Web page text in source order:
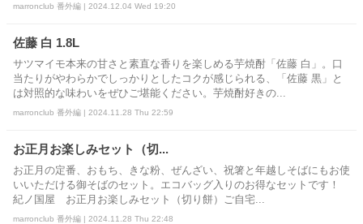
marronclub 番外編 | 2024.12.04 Wed 19:20
佐藤 白 1.8L
サツマイモ本来の甘さと素直な香りを楽しめる芋焼酎「佐藤 白」。口
当たりがやわらかでしっかりとしたコクが感じられる、「佐藤 黒」と
は対照的な味わいをぜひご堪能ください。芋焼酎好きの...
marronclub 番外編 | 2024.11.28 Thu 22:59
お正月お楽しみセット（切...
お正月の定番、おもち、きな粉、ぜんざい、祝箸と年越しそばにもお使
いいただける御そばのセット。エコバッグ入りのお得なセットです！
紀ノ国屋 お正月お楽しみセット（切り餅）ご自宅...
marronclub 番外編 | 2024.11.28 Thu 22:48